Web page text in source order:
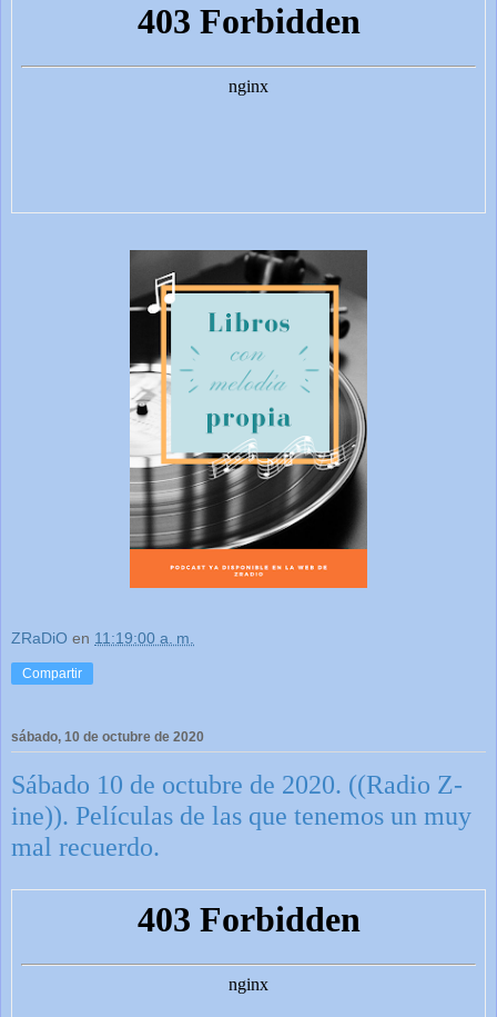
ZRaDiO en 11:19:00 a. m.
Compartir
sábado, 10 de octubre de 2020
Sábado 10 de octubre de 2020. ((Radio Z-
ine)). Películas de las que tenemos un muy
mal recuerdo.